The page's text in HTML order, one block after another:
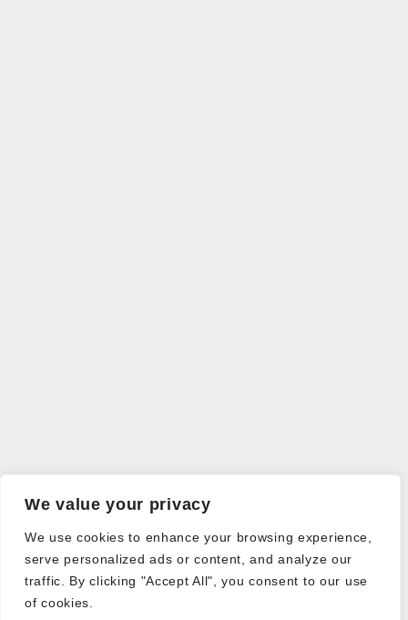
We value your privacy
We use cookies to enhance your browsing experience,
serve personalized ads or content, and analyze our
traffic. By clicking "Accept All", you consent to our use
of cookies.